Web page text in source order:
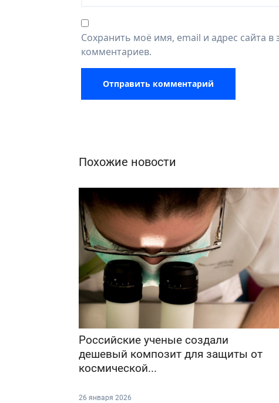
Сохранить моё имя, email и адрес сайта
комментариев.
Похожие новости
Российские ученые создали
дешевый композит для защиты от
космической...
26 января 2026